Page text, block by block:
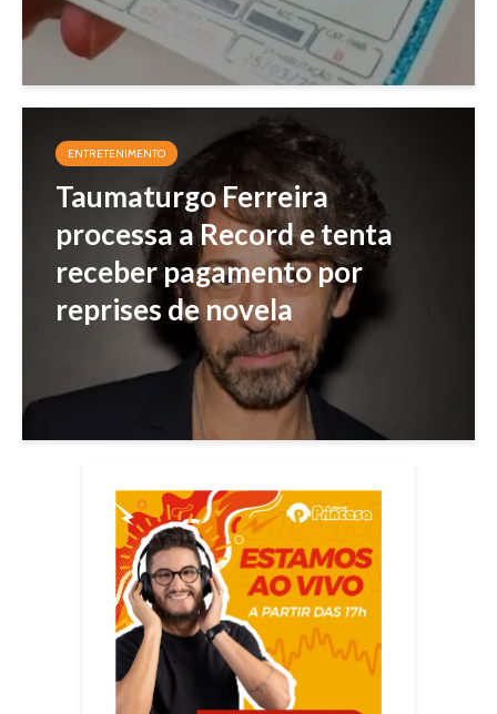
ENTRETENIMENTO
Taumaturgo Ferreira
processa a Record e tenta
receber pagamento por
reprises de novela